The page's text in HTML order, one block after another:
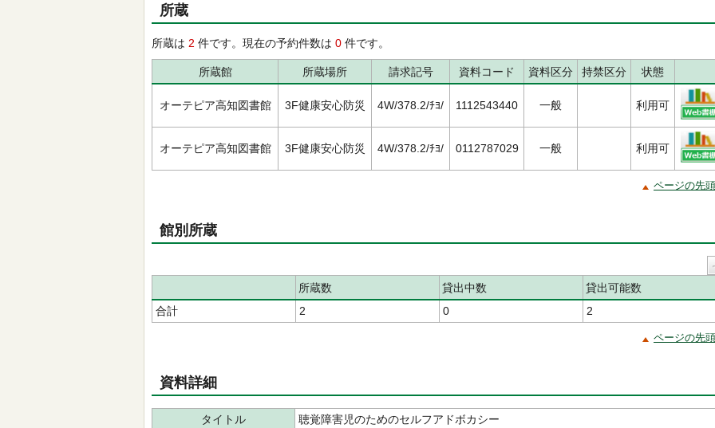
所蔵
所蔵は 2 件です。現在の予約件数は 0 件です。
所蔵館 所蔵場所 請求記号 資料コード 資料区分 持禁区分 状態
オーテピア高知図書館 3F健康安心防災 4W/378.2/ﾁﾖ/ 1112543440 一般 利用可
オーテピア高知図書館 3F健康安心防災 4W/378.2/ﾁﾖ/ 0112787029 一般 利用可
ページの先
館別所蔵
所蔵数 貸出中数
貸出可能数
合計
2 0 2
ページの先
資料詳細
タイトル
聴覚障害児のためのセルフアドボカシー